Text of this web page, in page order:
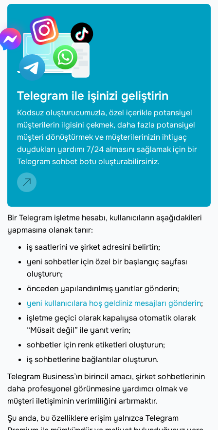
Telegram ile işinizi geliştirin
Kodsuz oluşturucumuzla, özel içerikle potansiyel
müşterilerin ilgisini çekmek, daha fazla potansiyel
müşteri dönüştürmek ve müşterilerinizin ihtiyaç
duydukları yardımı 7/24 almasını sağlamak için bir
Telegram sohbet botu oluşturabilirsiniz.
Bir Telegram işletme hesabı, kullanıcıların aşağıdakileri
yapmasına olanak tanır:
iş saatlerini ve şirket adresini belirtin;
yeni sohbetler için özel bir başlangıç sayfası
oluşturun;
önceden yapılandırılmış yanıtlar gönderin;
yeni kullanıcılara hoş geldiniz mesajları gönderin;
işletme geçici olarak kapalıysa otomatik olarak
“Müsait değil” ile yanıt verin;
sohbetler için renk etiketleri oluşturun;
iş sohbetlerine bağlantılar oluşturun.
Telegram Business’ın birincil amacı, şirket sohbetlerinin
daha profesyonel görünmesine yardımcı olmak ve
müşteri iletişiminin verimliliğini artırmaktır.
Şu anda, bu özelliklere erişim yalnızca Telegram